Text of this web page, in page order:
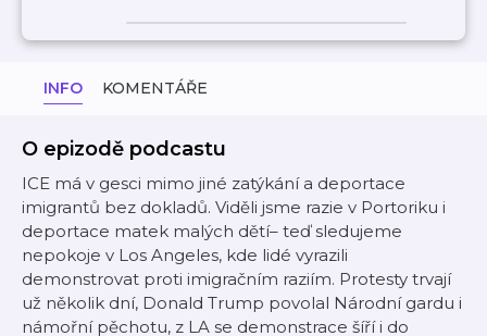
INFO KOMENTÁŘE
O epizodě podcastu
ICE má v gesci mimo jiné zatýkání a deportace
imigrantů bez dokladů. Viděli jsme razie v Portoriku i
deportace matek malých dětí– teď sledujeme
nepokoje v Los Angeles, kde lidé vyrazili
demonstrovat proti imigračním raziím. Protesty trvají
už několik dní, Donald Trump povolal Národní gardu i
námořní pěchotu, z LA se demonstrace šíří i do